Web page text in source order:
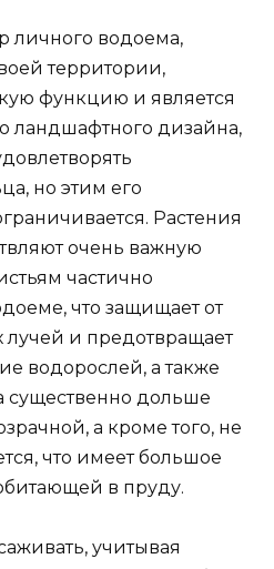
личного водоема,
территории,
функцию и является
ландшафтного дизайна,
но этим его
Растения
очень важную
частично
что защищает от
и предотвращает
водорослей, а также
существенно дольше
а кроме того, не
что имеет большое
в пруду.
учитывая